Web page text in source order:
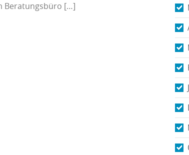
Beratungsbüro […]